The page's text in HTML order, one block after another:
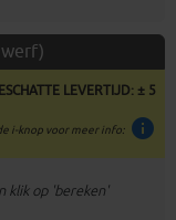
LEVERTIJD: ± 5
info
i-knop voor meer info:
klik op 'bereken'